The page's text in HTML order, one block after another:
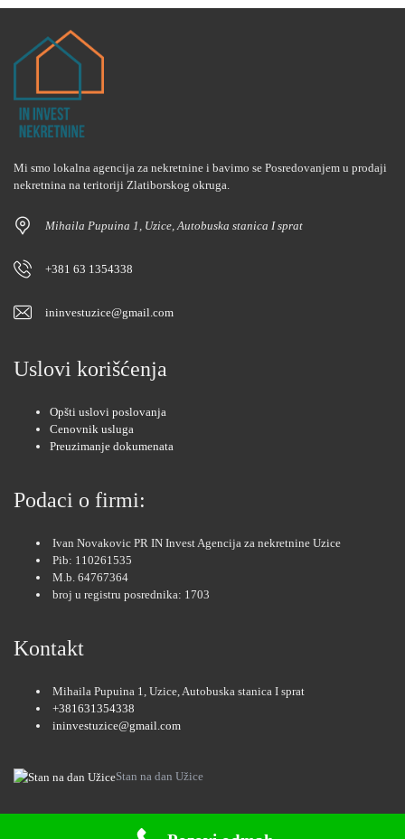
Mi smo lokalna agencija za nekretnine i bavimo se Posredovanjem u prodaji
nekretnina na teritoriji Zlatiborskog okruga.
Mihaila Pupuina 1, Uzice, Autobuska stanica I sprat
+381 63 1354338
ininvestuzice@gmail.com
Uslovi korišćenja
Opšti uslovi poslovanja
Cenovnik usluga
Preuzimanje dokumenata
Podaci o firmi:
Ivan Novakovic PR IN Invest Agencija za nekretnine Uzice
Pib: 110261535
M.b. 64767364
broj u registru posrednika: 1703
Kontakt
Mihaila Pupuina 1, Uzice, Autobuska stanica I sprat
+381631354338
ininvestuzice@gmail.com
Stan na dan Užice